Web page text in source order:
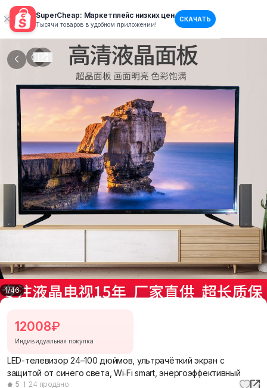
SuperCheap: Маркетплейс низких цен
Тысячи товаров в удобном приложении!
СКАЧАТЬ
1/46
LED-телевизор 24–100 дюймов, ультрачёткий экран с
защитой от синего света, Wi‑Fi smart, энергоэффективный
5 24 продано
12008₽
Индивидуальная покупка